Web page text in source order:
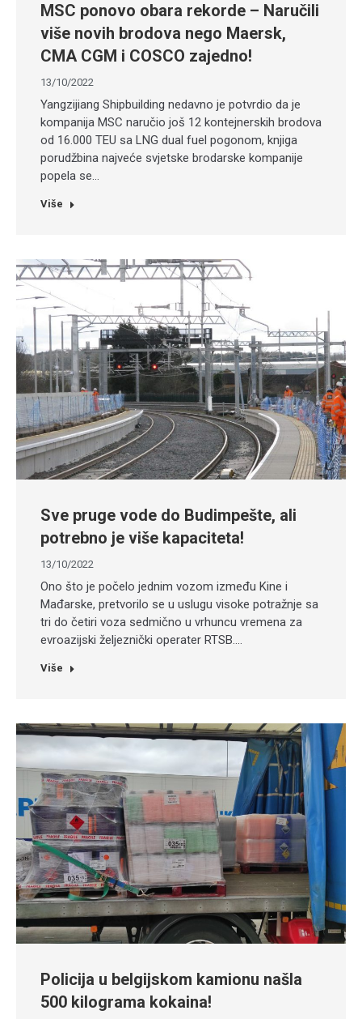
MSC ponovo obara rekorde – Naručili
više novih brodova nego Maersk,
CMA CGM i COSCO zajedno!
13/10/2022
Yangzijiang Shipbuilding nedavno je potvrdio da je
kompanija MSC naručio još 12 kontejnerskih brodova
od 16.000 TEU sa LNG dual fuel pogonom, knjiga
porudžbina najveće svjetske brodarske kompanije
popela se…
Više
Sve pruge vode do Budimpešte, ali
potrebno je više kapaciteta!
13/10/2022
Ono što je počelo jednim vozom između Kine i
Mađarske, pretvorilo se u uslugu visoke potražnje sa
tri do četiri voza sedmično u vrhuncu vremena za
evroazijski željeznički operater RTSB.…
Više
Policija u belgijskom kamionu našla
500 kilograma kokaina!